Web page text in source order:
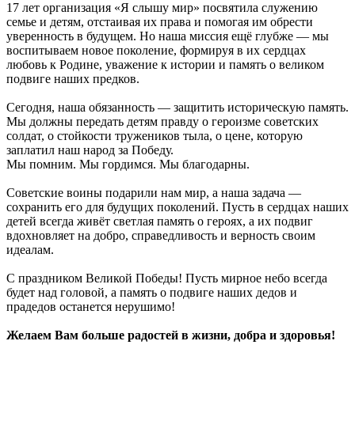
17 лет организация «Я слышу мир» посвятила служению
семье и детям, отстаивая их права и помогая им обрести
уверенность в будущем. Но наша миссия ещё глубже — мы
воспитываем новое поколение, формируя в их сердцах
любовь к Родине, уважение к истории и память о великом
подвиге наших предков.
Сегодня, наша обязанность — защитить историческую память.
Мы должны передать детям правду о героизме советских
солдат, о стойкости тружеников тыла, о цене, которую
заплатил наш народ за Победу.
Мы помним. Мы гордимся. Мы благодарны.
Советские воины подарили нам мир, а наша задача —
сохранить его для будущих поколений. Пусть в сердцах наших
детей всегда живёт светлая память о героях, а их подвиг
вдохновляет на добро, справедливость и верность своим
идеалам.
С праздником Великой Победы! Пусть мирное небо всегда
будет над головой, а память о подвиге наших дедов и
прадедов останется нерушимо!
Желаем Вам больше радостей в жизни, добра и здоровья!